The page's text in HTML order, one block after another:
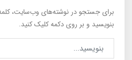
برای جستجو در نوشته‌های وب‌سایت،
بنویسید و بر روی دکمه کلیک کنید.